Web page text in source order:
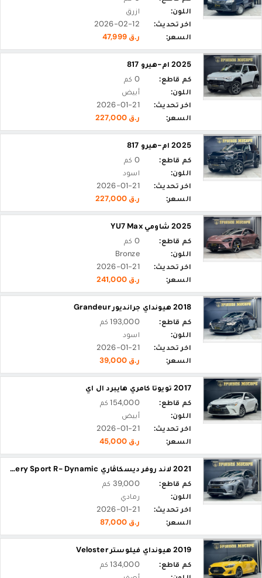
اللون:
ازرق
اخر تحديث:
2026-02-12
السعر:
ر.ق 47,999
2025 ام-هيرو 817
كم قاطع:
0 كم
اللون:
أبيض
اخر تحديث:
2026-01-21
السعر:
ر.ق 227,000
2025 ام-هيرو 817
كم قاطع:
0 كم
اللون:
اسود
اخر تحديث:
2026-01-21
السعر:
ر.ق 227,000
2025 شاومي YU7 Max
كم قاطع:
0 كم
اللون:
Bronze
اخر تحديث:
2026-01-21
السعر:
ر.ق 241,000
2018 هيونداي جرانديور Grandeur
كم قاطع:
193,000 كم
اللون:
اسود
اخر تحديث:
2026-01-21
السعر:
ر.ق 39,000
2017 تويوتا كامري هايبرد ال اي
كم قاطع:
154,000 كم
اللون:
أبيض
اخر تحديث:
2026-01-21
السعر:
ر.ق 45,000
2021 لاند روفر ديسكاڤاري Discovery Sport R- Dynamic
كم قاطع:
39,000 كم
اللون:
رمادي
اخر تحديث:
2026-01-21
السعر:
ر.ق 87,000
2019 هيونداي فيلوستر Veloster
كم قاطع:
134,000 كم